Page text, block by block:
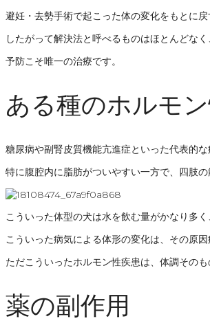
避妊・去勢手術で起こった体の変化をもとに
したがって解決法と呼べるものはほとんどな
予防こそ唯一の治療です。
ある種のホルモ
糖尿病や副腎皮質機能亢進症といった代表的
特に腹腔内に脂肪がついやすい一方で、四肢
こういった体型の犬は水を飲む量がかなり多
こういった病気による体形の変化は、その原
ただこういったホルモン性疾患は、体調その
薬の副作用